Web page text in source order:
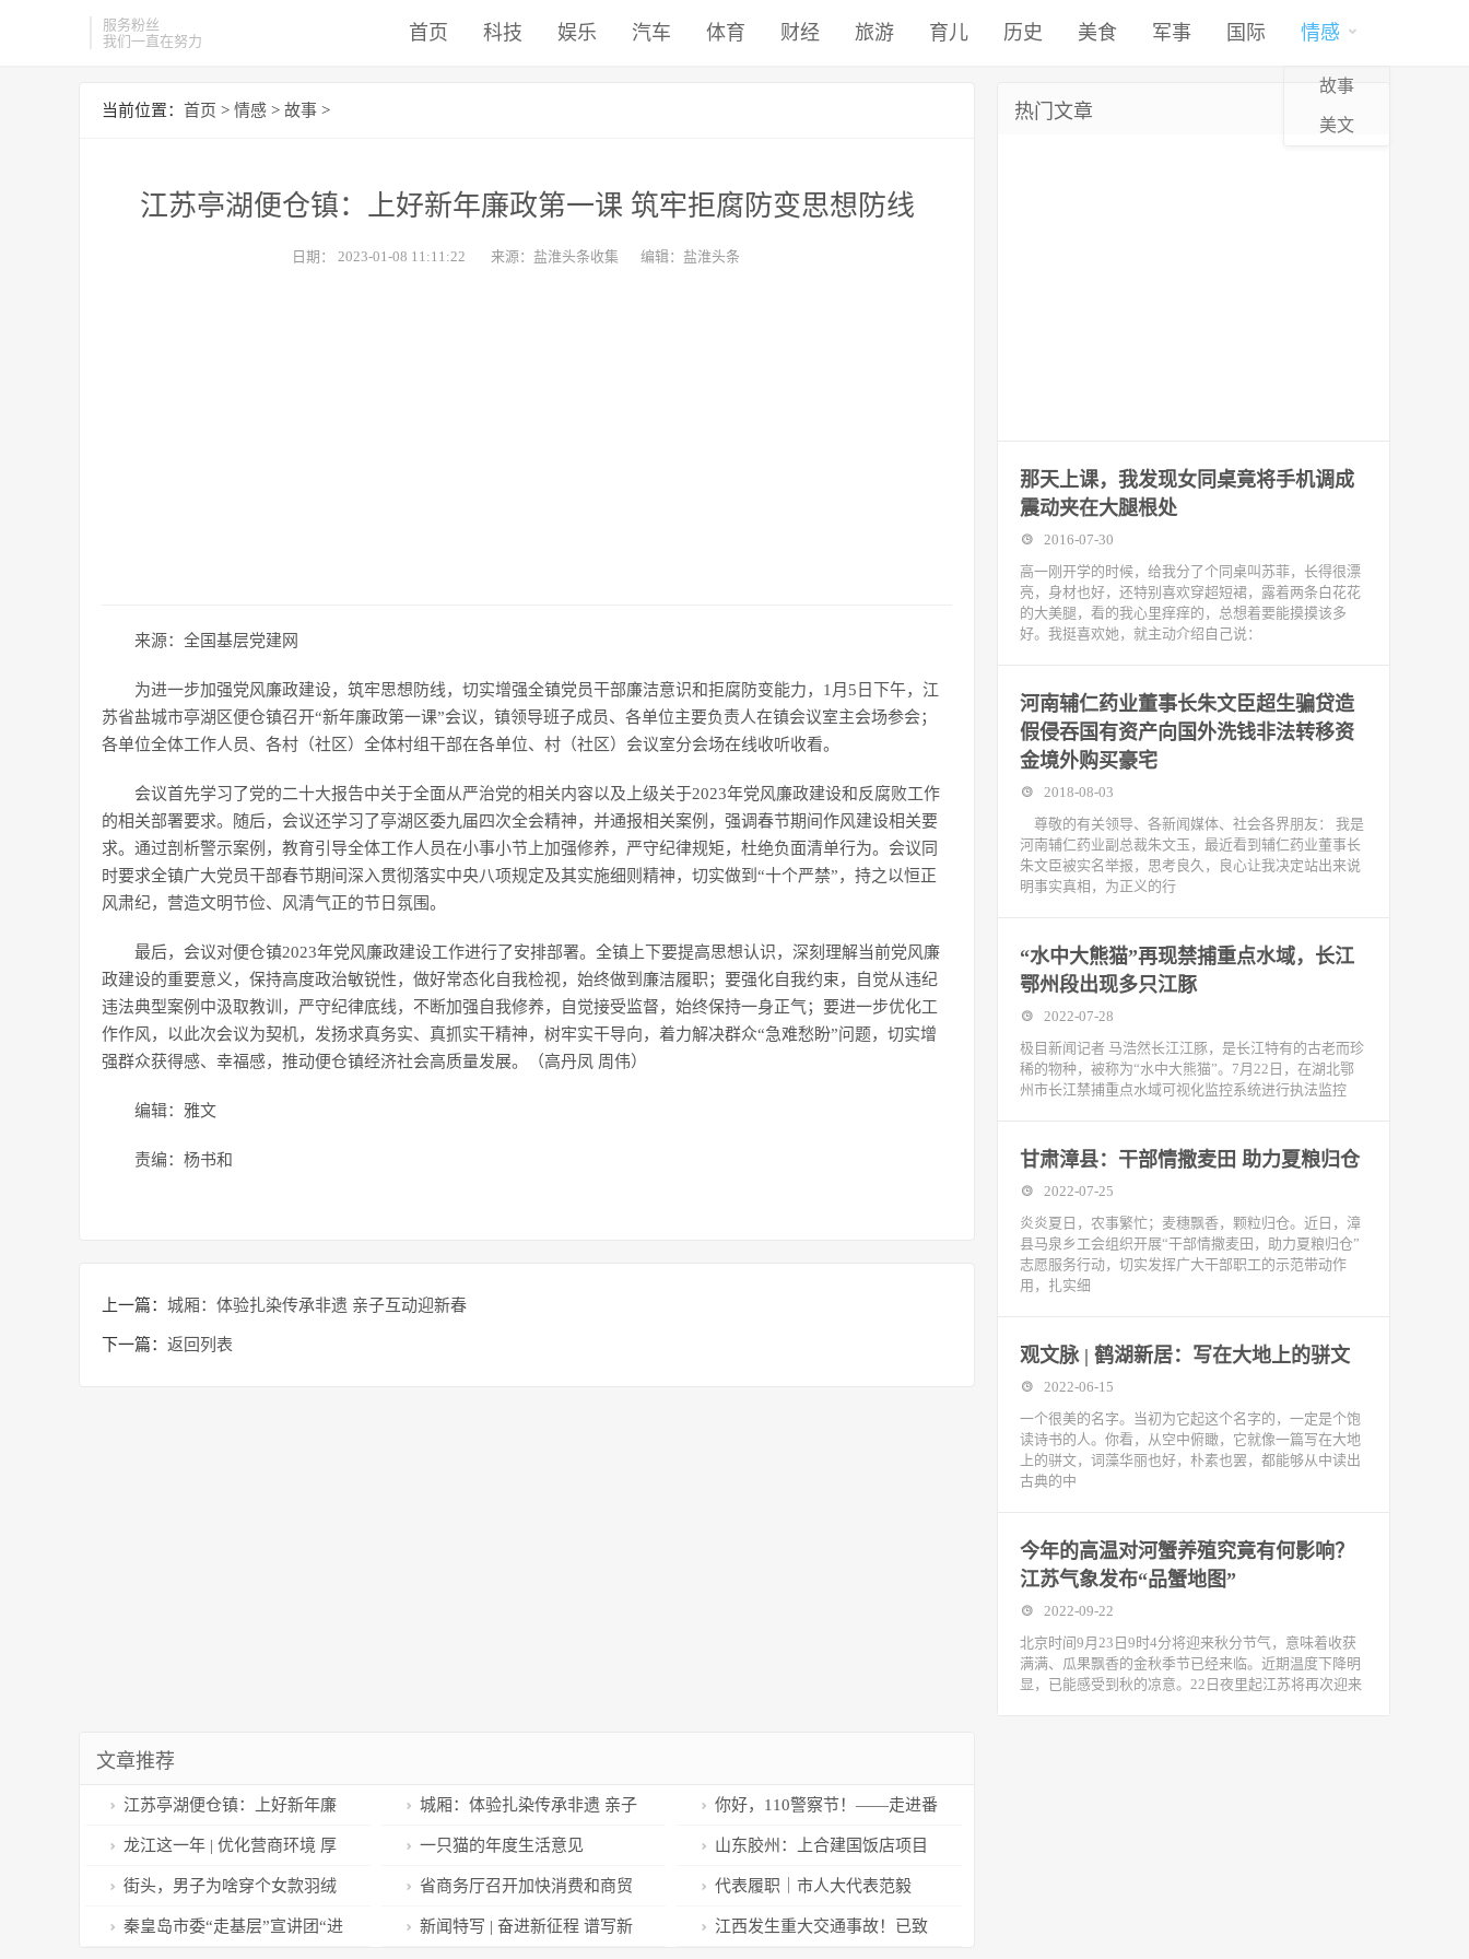
服务粉丝
我们一直在努力
首页 科技 娱乐 汽车 体育 财经 旅游 育儿 历史 美食 军事 国际 情感
故事
美文
当前位置： 首页 > 情感 > 故事 >
江苏亭湖便仓镇：上好新年廉政第一课 筑牢拒腐防变思想防线
日期： 2023-01-08 11:11:22 来源：盐淮头条收集 编辑：盐淮头条
来源：全国基层党建网
为进一步加强党风廉政建设，筑牢思想防线，切实增强全镇党员干部廉洁意识和拒腐防变能力，1月5日下午，江
苏省盐城市亭湖区便仓镇召开“新年廉政第一课”会议，镇领导班子成员、各单位主要负责人在镇会议室主会场参会；
各单位全体工作人员、各村（社区）全体村组干部在各单位、村（社区）会议室分会场在线收听收看。
会议首先学习了党的二十大报告中关于全面从严治党的相关内容以及上级关于2023年党风廉政建设和反腐败工作
的相关部署要求。随后，会议还学习了亭湖区委九届四次全会精神，并通报相关案例，强调春节期间作风建设相关要
求。通过剖析警示案例，教育引导全体工作人员在小事小节上加强修养，严守纪律规矩，杜绝负面清单行为。会议同
时要求全镇广大党员干部春节期间深入贯彻落实中央八项规定及其实施细则精神，切实做到“十个严禁”，持之以恒正
风肃纪，营造文明节俭、风清气正的节日氛围。
最后，会议对便仓镇2023年党风廉政建设工作进行了安排部署。全镇上下要提高思想认识，深刻理解当前党风廉
政建设的重要意义，保持高度政治敏锐性，做好常态化自我检视，始终做到廉洁履职；要强化自我约束，自觉从违纪
违法典型案例中汲取教训，严守纪律底线，不断加强自我修养，自觉接受监督，始终保持一身正气；要进一步优化工
作作风，以此次会议为契机，发扬求真务实、真抓实干精神，树牢实干导向，着力解决群众“急难愁盼”问题，切实增
强群众获得感、幸福感，推动便仓镇经济社会高质量发展。（高丹凤 周伟）
编辑：雅文
责编：杨书和
上一篇： 城厢：体验扎染传承非遗 亲子互动迎新春
下一篇： 返回列表
文章推荐
江苏亭湖便仓镇：上好新年廉
政第一课 筑牢拒腐防变思想防线
城厢：体验扎染传承非遗 亲子
互动迎新春
你好，110警察节！——走进番
禺110
龙江这一年 | 优化营商环境 厚
植发展沃土
一只猫的年度生活意见 山东胶州：上合建国饭店项目
完成会议中心封顶
街头，男子为啥穿个女款羽绒
服？
省商务厅召开加快消费和商贸
服务业复苏工作座谈会
代表履职｜市人大代表范毅
峰：整合北部山区镇生态资源，
秦皇岛市委“走基层”宣讲团“进 新闻特写 | 奋进新征程 谱写新 江西发生重大交通事故！已致
热门文章
那天上课，我发现女同桌竟将手机调成
震动夹在大腿根处
2016-07-30
高一刚开学的时候，给我分了个同桌叫苏菲，长得很漂
亮，身材也好，还特别喜欢穿超短裙，露着两条白花花
的大美腿，看的我心里痒痒的，总想着要能摸摸该多
好。我挺喜欢她，就主动介绍自己说：
河南辅仁药业董事长朱文臣超生骗贷造
假侵吞国有资产向国外洗钱非法转移资
金境外购买豪宅
2018-08-03
尊敬的有关领导、各新闻媒体、社会各界朋友： 我是
河南辅仁药业副总裁朱文玉，最近看到辅仁药业董事长
朱文臣被实名举报，思考良久，良心让我决定站出来说
明事实真相，为正义的行
“水中大熊猫”再现禁捕重点水域，长江
鄂州段出现多只江豚
2022-07-28
极目新闻记者 马浩然长江江豚，是长江特有的古老而珍
稀的物种，被称为“水中大熊猫”。7月22日，在湖北鄂
州市长江禁捕重点水域可视化监控系统进行执法监控
甘肃漳县：干部情撒麦田 助力夏粮归仓
2022-07-25
炎炎夏日，农事繁忙；麦穗飘香，颗粒归仓。近日，漳
县马泉乡工会组织开展“干部情撒麦田，助力夏粮归仓”
志愿服务行动，切实发挥广大干部职工的示范带动作
用，扎实细
观文脉 | 鹤湖新居：写在大地上的骈文
2022-06-15
一个很美的名字。当初为它起这个名字的，一定是个饱
读诗书的人。你看，从空中俯瞰，它就像一篇写在大地
上的骈文，词藻华丽也好，朴素也罢，都能够从中读出
古典的中
今年的高温对河蟹养殖究竟有何影响？
江苏气象发布“品蟹地图”
2022-09-22
北京时间9月23日9时4分将迎来秋分节气，意味着收获
满满、瓜果飘香的金秋季节已经来临。近期温度下降明
显，已能感受到秋的凉意。22日夜里起江苏将再次迎来